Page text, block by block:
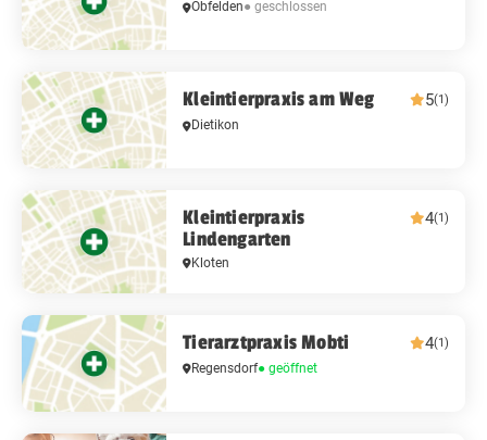
Obfelden● geschlossen
Kleintierpraxis am Weg 5(1)
Dietikon
Kleintierpraxis
Lindengarten
4(1)
Kloten
Tierarztpraxis Mobti 4(1)
Regensdorf● geöffnet